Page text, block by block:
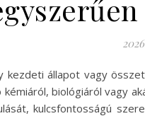
állapot vagy
biológiáról vagy
kulcsfontosságú